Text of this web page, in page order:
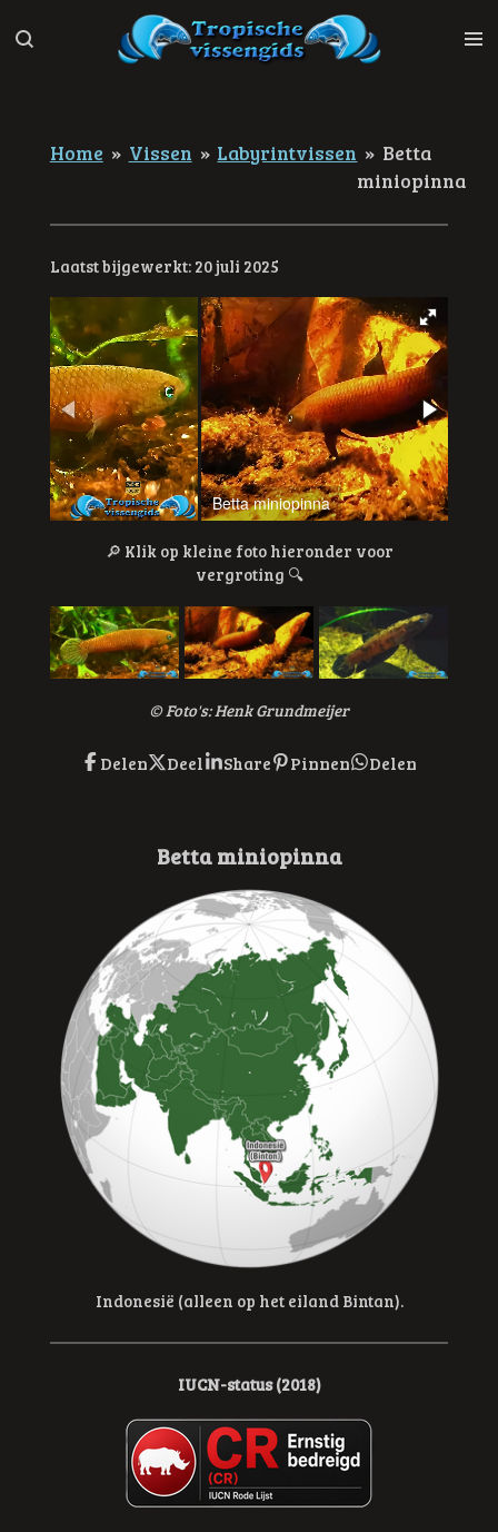
direct
Home » Vissen » Labyrintvissen » Betta
miniopinna
Laatst bijgewerkt: 20 juli 2025
Betta miniopinna
🔎 Klik op kleine foto hieronder voor
vergroting 🔍
© Foto's: Henk Grundmeijer
Delen Deel Share Pinnen Delen
Betta miniopinna
Indonesië (alleen op het eiland Bintan).
IUCN-status (2018)